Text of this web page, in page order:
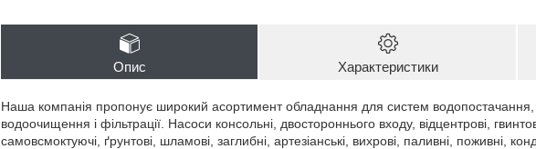
Опис Характеристики
Наша компанія пропонує широкий асортимент обладнання для систем водопостачання,
водоочищення і фільтрації. Насоси консольні, двостороннього входу, відцентрові,
самовсмоктуючі, ґрунтові, шламові, заглибні, артезіанські, вихрові, паливні, поживні,